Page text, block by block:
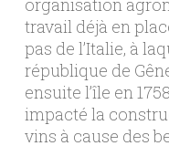
travail déjà en
pas de l’Italie, à
république de
ensuite l’île en
impacté la
vins à cause des